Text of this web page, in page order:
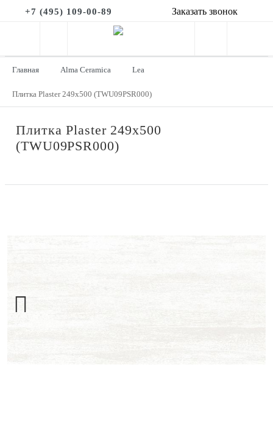
+7 (495) 109-00-89 Заказать звонок
Главная Alma Ceramica Lea
Плитка Plaster 249x500 (TWU09PSR000)
Плитка Plaster 249x500
(TWU09PSR000)